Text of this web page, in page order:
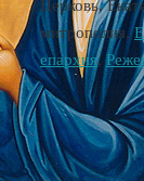
Церковь,
митрополия,
епархия,